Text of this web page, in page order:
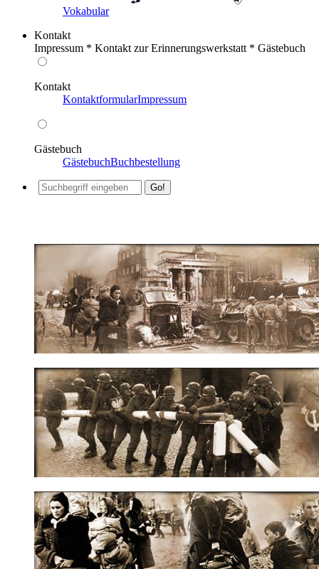
Vokabular
Kontakt
Impressum * Kontakt zur Erinnerungswerkstatt * Gästebuch
Kontakt
KontaktformularImpressum
Gästebuch
GästebuchBuchbestellung